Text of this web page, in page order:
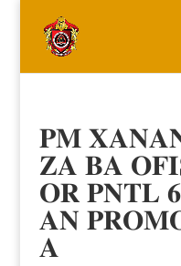
𝐏𝐌
𝐙𝐀 𝐁𝐀
𝐎𝐑 𝐏𝐍𝐓𝐋
𝐀𝐍
𝐀